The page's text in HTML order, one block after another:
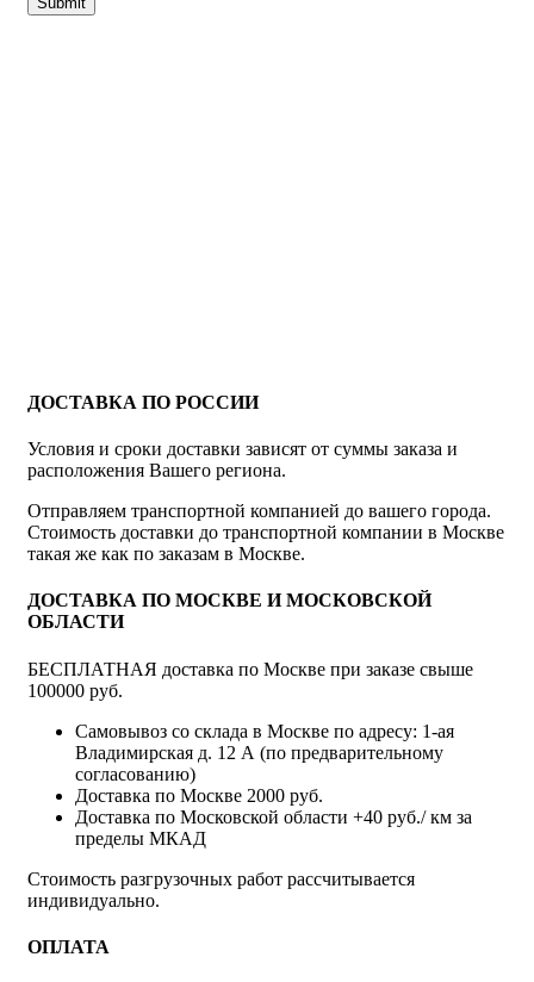
ДОСТАВКА ПО РОССИИ
Условия и сроки доставки зависят от суммы заказа и
расположения Вашего региона.
Отправляем транспортной компанией до вашего города.
Стоимость доставки до транспортной компании в Москве
такая же как по заказам в Москве.
ДОСТАВКА ПО МОСКВЕ И МОСКОВСКОЙ
ОБЛАСТИ
БЕСПЛАТНАЯ доставка по Москве при заказе свыше
100000 руб.
Самовывоз со склада в Москве по адресу: 1-ая
Владимирская д. 12 А (по предварительному
согласованию)
Доставка по Москве 2000 руб.
Доставка по Московской области +40 руб./ км за
пределы МКАД
Стоимость разгрузочных работ рассчитывается
индивидуально.
ОПЛАТА